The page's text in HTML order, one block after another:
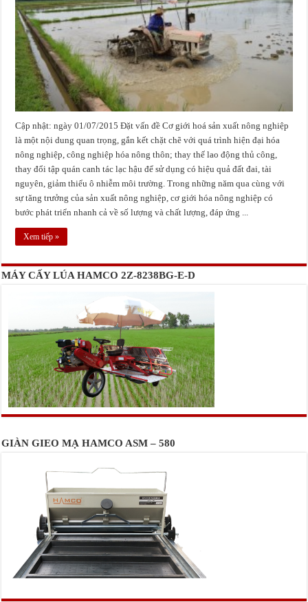
Cập nhật: ngày 01/07/2015 Đặt vấn đề Cơ giới hoá sản xuất nông nghiệp
là một nội dung quan trọng, gắn kết chặt chẽ với quá trình hiện đại hóa
nông nghiệp, công nghiệp hóa nông thôn; thay thế lao động thủ công,
thay đổi tập quán canh tác lạc hậu để sử dụng có hiệu quả đất đai, tài
nguyên, giảm thiểu ô nhiễm môi trường. Trong những năm qua cùng với
sự tăng trưởng của sản xuất nông nghiệp, cơ giới hóa nông nghiệp có
bước phát triển nhanh cả về số lượng và chất lượng, đáp ứng ...
Xem tiếp »
MÁY CẤY LÚA HAMCO 2Z-8238BG-E-D
GIÀN GIEO MẠ HAMCO ASM – 580